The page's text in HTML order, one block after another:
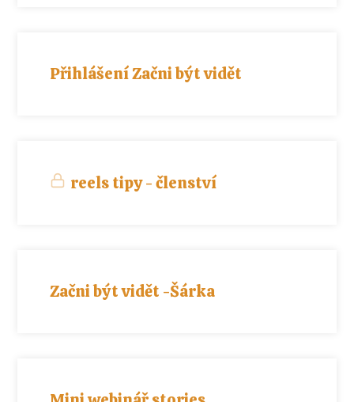
Přihlášení Začni být vidět
reels tipy - členství
Začni být vidět -Šárka